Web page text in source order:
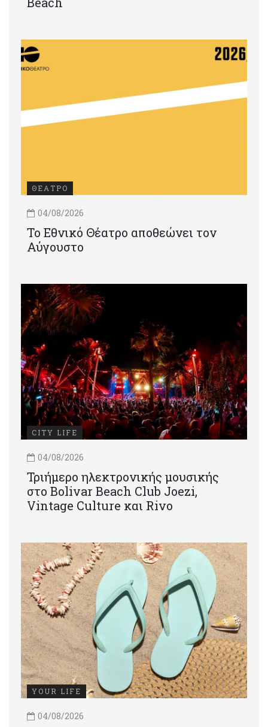
ΘΕΑΤΡΟ
04/08/2026
Το Εθνικό Θέατρο αποθεώνει τον
Αύγουστο
CITY LIFE
04/08/2026
Τριήμερο ηλεκτρονικής μουσικής
στο Bolivar Beach Club Joezi,
Vintage Culture και Rivo
YOUR LIFE
04/08/2026